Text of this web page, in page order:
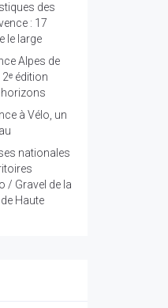
des
: 17
le large
Alpes de
édition
horizons
à Vélo, un
nationales
/ Gravel de la
Haute